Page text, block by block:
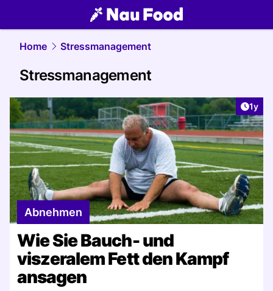
food.NAU.ch
Home Stressmanagement
Stressmanagement
1y
Abnehmen
Wie Sie Bauch- und
viszeralem Fett den Kampf
ansagen